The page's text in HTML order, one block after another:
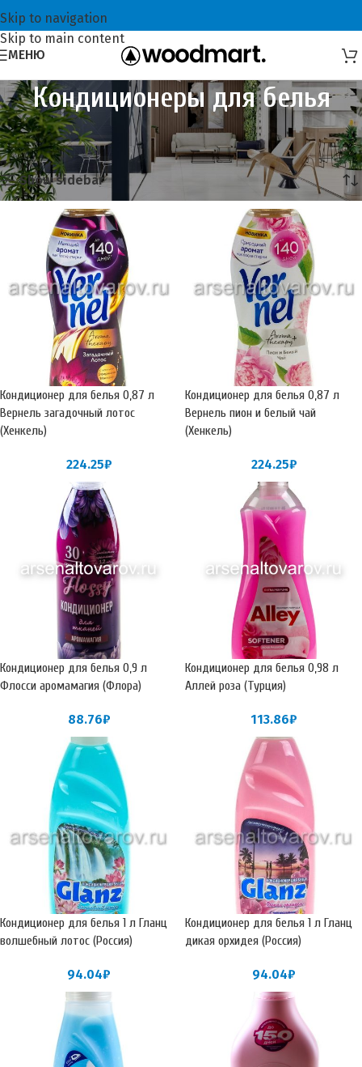
Skip to navigation
Skip to main content
МЕНЮ
Кондиционеры для белья
Главная Бытовая химия
Кондиционеры для белья
Отображение 1–20 из 25
Show sidebar
Кондиционер для белья 0,87 л
Вернель загадочный лотос
(Хенкель)
224.25₽
Кондиционер для белья 0,87 л
Вернель пион и белый чай
(Хенкель)
224.25₽
Кондиционер для белья 0,9 л
Флосси аромамагия (Флора)
88.76₽
Кондиционер для белья 0,98 л
Аллей роза (Турция)
113.86₽
Кондиционер для белья 1 л Гланц
волшебный лотос (Россия)
94.04₽
Кондиционер для белья 1 л Гланц
дикая орхидея (Россия)
94.04₽